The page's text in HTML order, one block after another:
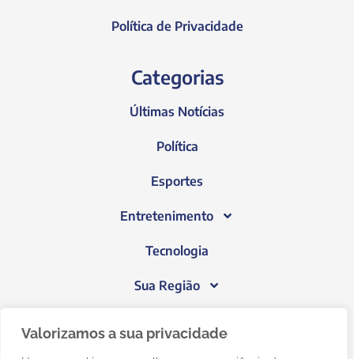
Valorizamos a sua privacidade
Política de Privacidade
Categorias
Últimas Notícias
Política
Esportes
Entretenimento
Tecnologia
Sua Região